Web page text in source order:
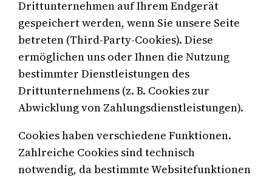
Drittunternehmen auf Ihrem Endgerät
gespeichert werden, wenn Sie unsere Seite
betreten (Third-Party-Cookies). Diese
ermöglichen uns oder Ihnen die Nutzung
bestimmter Dienstleistungen des
Drittunternehmens (z. B. Cookies zur
Abwicklung von Zahlungsdienstleistungen).
Cookies haben verschiedene Funktionen.
Zahlreiche Cookies sind technisch
notwendig, da bestimmte Websitefunktionen